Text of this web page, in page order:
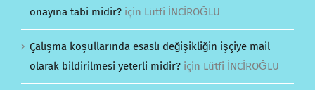
onayına tabi midir? için Lütfi İNCİROĞLU
Çalışma koşullarında esaslı değişikliğin işçiye mail
olarak bildirilmesi yeterli midir? için Lütfi İNCİROĞLU